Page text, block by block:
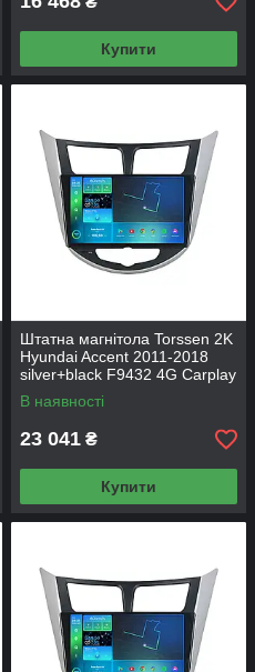
Купити
Штатна магнітола Torssen 2K
Hyundai Accent 2011-2018
silver+black F9432 4G Carplay
DSP
В наявності
23 041 ₴
Купити